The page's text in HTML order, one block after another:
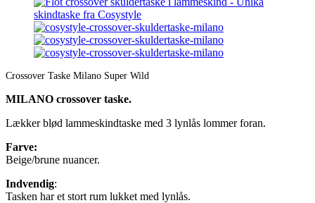
Crossover Taske Milano Super Wild
MILANO crossover taske.
Lækker blød lammeskindtaske med 3 lynlås lommer foran.
Farve:
Beige/brune nuancer.
Indvendig:
Tasken har et stort rum lukket med lynlås.